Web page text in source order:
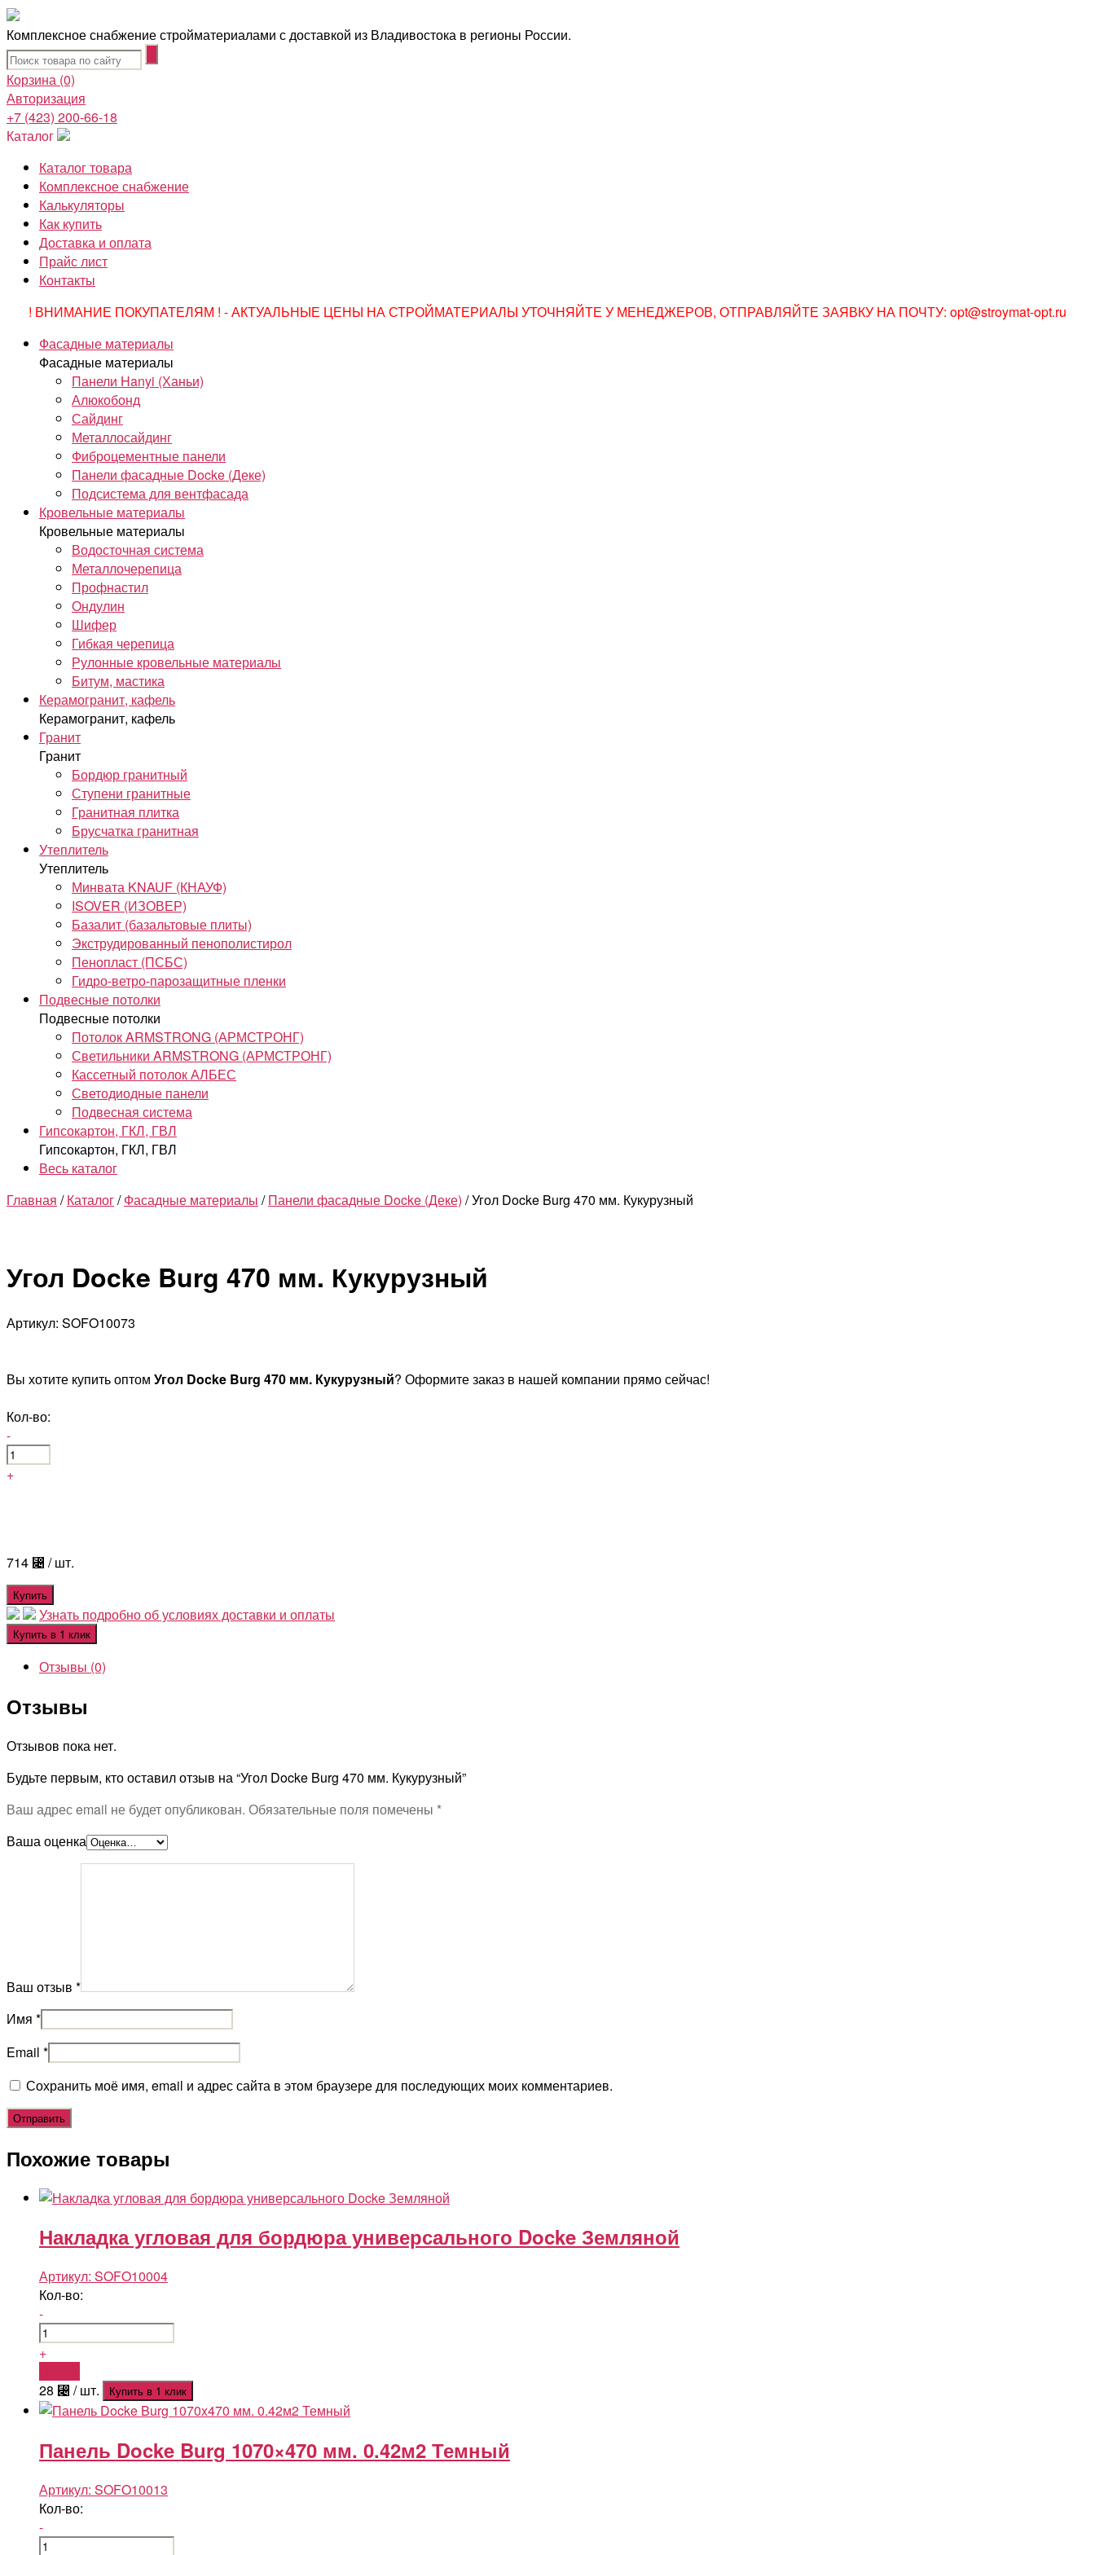
Комплексное снабжение стройматериалами с доставкой из Владивостока в регионы России.
Корзина (0)
Авторизация
+7 (423) 200-66-18
Каталог
Каталог товара
Комплексное снабжение
Калькуляторы
Как купить
Доставка и оплата
Прайс лист
Контакты
! ВНИМАНИЕ ПОКУПАТЕЛЯМ ! - АКТУАЛЬНЫЕ ЦЕНЫ НА СТРОЙМАТЕРИАЛЫ УТОЧНЯЙТЕ У МЕНЕДЖЕРОВ, ОТПРАВЛЯЙТЕ ЗАЯВКУ НА ПОЧТУ: opt@stroymat-opt.ru
Фасадные материалы
Фасадные материалы
Панели Hanyi (Ханьи)
Алюкобонд
Сайдинг
Металлосайдинг
Фиброцементные панели
Панели фасадные Docke (Деке)
Подсистема для вентфасада
Кровельные материалы
Кровельные материалы
Водосточная система
Металлочерепица
Профнастил
Ондулин
Шифер
Гибкая черепица
Рулонные кровельные материалы
Битум, мастика
Керамогранит, кафель
Керамогранит, кафель
Гранит
Гранит
Бордюр гранитный
Ступени гранитные
Гранитная плитка
Брусчатка гранитная
Утеплитель
Утеплитель
Минвата KNAUF (КНАУФ)
ISOVER (ИЗОВЕР)
Базалит (базальтовые плиты)
Экструдированный пенополистирол
Пенопласт (ПСБС)
Гидро-ветро-парозащитные пленки
Подвесные потолки
Подвесные потолки
Потолок ARMSTRONG (АРМСТРОНГ)
Светильники ARMSTRONG (АРМСТРОНГ)
Кассетный потолок АЛБЕС
Светодиодные панели
Подвесная система
Гипсокартон, ГКЛ, ГВЛ
Гипсокартон, ГКЛ, ГВЛ
Весь каталог
Главная /Каталог/Фасадные материалы /Панели фасадные Docke (Деке) / Угол Docke Burg 470 мм. Кукурузный
Угол Docke Burg 470 мм. Кукурузный
Артикул: SOFO10073
Вы хотите купить оптом Угол Docke Burg 470 мм. Кукурузный? Оформите заказ в нашей компании прямо сейчас!
Кол-во:
-
+
714 ⃄ / шт.
Купить
Узнать подробно об условиях доставки и оплаты
Купить в 1 клик
Отзывы (0)
Отзывы
Отзывов пока нет.
Будьте первым, кто оставил отзыв на “Угол Docke Burg 470 мм. Кукурузный”
Ваш адрес email не будет опубликован. Обязательные поля помечены *
Ваша оценка
Ваш отзыв *
Имя *
Email *
Сохранить моё имя, email и адрес сайта в этом браузере для последующих моих комментариев.
Похожие товары
Накладка угловая для бордюра универсального Docke Земляной
Артикул: SOFO10004
Кол-во:
-
+
28 ⃄ / шт. Купить в 1 клик
Панель Docke Burg 1070×470 мм. 0.42м2 Темный
Артикул: SOFO10013
Кол-во:
-